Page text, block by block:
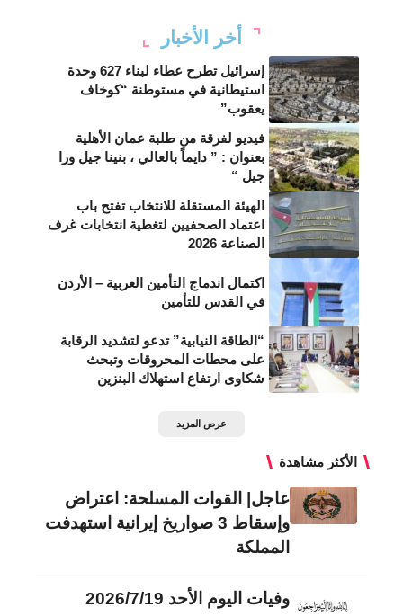
أخر الأخبار
إسرائيل تطرح عطاء لبناء 627 وحدة
استيطانية في مستوطنة “كوخاف
يعقوب”
فيديو لفرقة من طلبة عمان الأهلية
بعنوان : ” دايماً بالعالي ، بنينا جيل ورا
جيل “
الهيئة المستقلة للانتخاب تفتح باب
اعتماد الصحفيين لتغطية انتخابات غرف
الصناعة 2026
اكتمال اندماج التأمين العربية – الأردن
في القدس للتأمين
“الطاقة النيابية” تدعو لتشديد الرقابة
على محطات المحروقات وتبحث
شكاوى ارتفاع استهلاك البنزين
عرض المزيد
الأكثر مشاهدة
عاجل| القوات المسلحة: اعتراض
وإسقاط 3 صواريخ إيرانية استهدفت
المملكة
وفيات اليوم الأحد 2026/7/19